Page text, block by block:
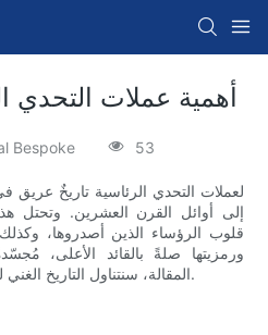
أهمية عملات التحدي
Bespoke 53
لعملات التحدي الرئاسية تاريخٌ عريق
إلى أوائل القرن العشرين. وتحتل
قلوب الرؤساء الذين أصدروها،
ورمزيتها صلةً بالقائد الأعلى،
المقالة، سنتناول التاريخ الغني لعملات التحدي الرئاسية وأهميتها.